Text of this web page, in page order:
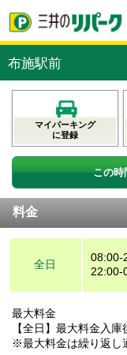
布施駅前
マイパーキング
に登録
この時
料金
全日
08:00-
22:00-
最大料金
【全日】最大料金入
※最大料金は繰り返し